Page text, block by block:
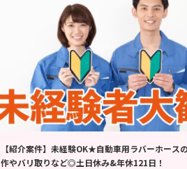
【紹介案件】未経験OK★自動車用ラバーホース
作やバリ取りなど◎土日休み&年休121日！